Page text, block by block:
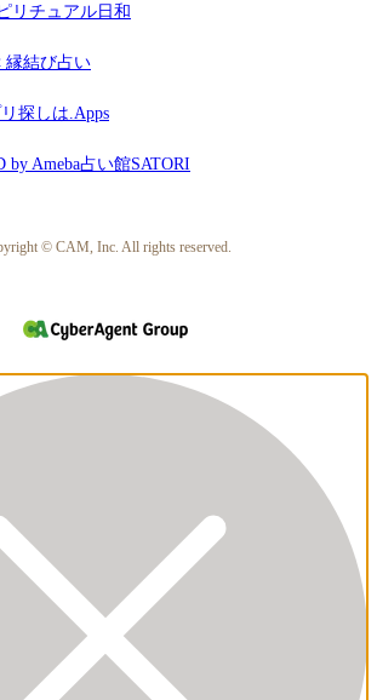
リチュアル日和
縁結び占い
探しは.Apps
by Ameba占い館SATORI
© CAM, Inc. All rights reserved.